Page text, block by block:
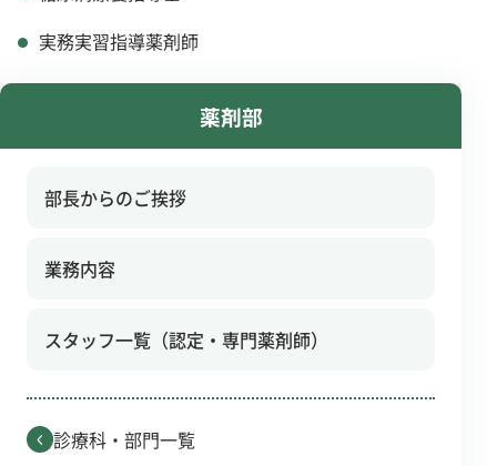
薬剤部
部長からのご挨拶
業務内容
スタッフ一覧（認定・専門薬剤師）
診療科・部門一覧
実務実習指導薬剤師